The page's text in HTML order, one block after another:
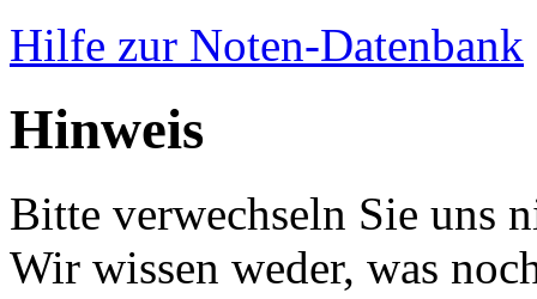
Hilfe zur Noten-Datenbank
Hinweis
Bitte verwechseln Sie uns
Wir wissen weder, was